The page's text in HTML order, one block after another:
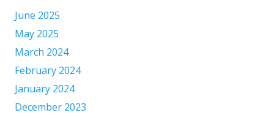
June 2025
May 2025
March 2024
February 2024
January 2024
December 2023